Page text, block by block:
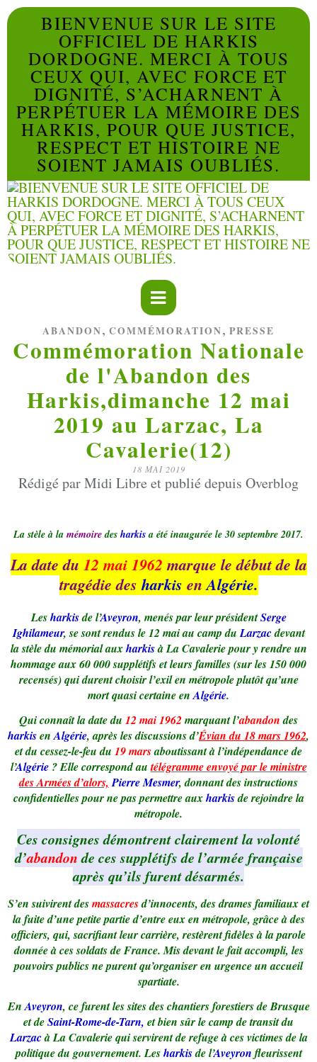
BIENVENUE SUR LE SITE
OFFICIEL DE HARKIS
DORDOGNE. MERCI À TOUS
CEUX QUI, AVEC FORCE ET
DIGNITÉ, S’ACHARNENT À
PERPÉTUER LA MÉMOIRE DES
HARKIS, POUR QUE JUSTICE,
RESPECT ET HISTOIRE NE
SOIENT JAMAIS OUBLIÉS.
ABANDON, COMMÉMORATION, PRESSE
Commémoration Nationale
de l'Abandon des
Harkis,dimanche 12 mai
2019 au Larzac, La
Cavalerie(12)
18 MAI 2019
Rédigé par Midi Libre et publié depuis Overblog
La stèle à la mémoiredes harkisa été inaugurée le 30 septembre 2017.
La date du 12 mai 1962 marque le début de la
tragédie desharkis enAlgérie.
Lesharkisde l’Aveyron, menés par leur présidentSerge
Ighilameur, se sont rendus le 12 mai au camp duLarzacdevant
la stèle du mémorial auxharkisà La Cavalerie pour y rendre un
hommage aux 60 000 supplétifs et leurs familles (sur les 150 000
recensés) qui durent choisir l’exil en métropole plutôt qu’une
mort quasi certaine enAlgérie.
Qui connaît la date du 12 mai 1962 marquant l’abandondes
harkisenAlgérie, après les discussions d’Éviandu 18 mars 1962,
et du cessez-le-feu du 19 marsaboutissant à l’indépendance de
l’Algérie? Elle correspond autélégramme envoyé par le ministre
des Armées d’alors, Pierre Mesmer, donnant des instructions
confidentielles pour ne pas permettre auxharkisde rejoindre la
métropole.
Ces consignes démontrent clairement la volonté
d’abandonde ces supplétifs de l’armée française
après qu’ils furent désarmés.
S’en suivirent desmassacresd’innocents, des drames familiaux et
la fuite d’une petite partie d’entre eux en métropole, grâce à des
officiers, qui, sacrifiant leur carrière, restèrent fidèles à la parole
donnée à ces soldats de France. Mis devant le fait accompli, les
pouvoirs publics ne purent qu’organiser en urgence un accueil
spartiate.
EnAveyron, ce furent les sites des chantiers forestiers de Brusque
et deSaint-Rome-de-Tarn, et bien sûr le camp de transit du
Larzacà La Cavalerie qui servirent de refuge à ces victimes de la
politique du gouvernement. Lesharkisde l’Aveyron fleurissent